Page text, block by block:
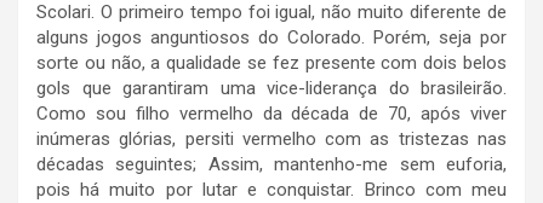
Scolari. O primeiro tempo foi igual, não muito diferente de
alguns jogos anguntiosos do Colorado. Porém, seja por
sorte ou não, a qualidade se fez presente com dois belos
gols que garantiram uma vice-liderança do brasileirão.
Como sou filho vermelho da década de 70, após viver
inúmeras glórias, persiti vermelho com as tristezas nas
décadas seguintes; Assim, mantenho-me sem euforia,
pois há muito por lutar e conquistar. Brinco com meu